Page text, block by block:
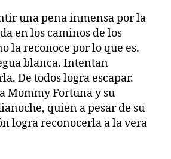
una pena inmensa por la
en los caminos de los
la reconoce por lo que es.
blanca. Intentan
De todos logra escapar.
Mommy Fortuna y su
quien a pesar de su
logra reconocerla a la vera